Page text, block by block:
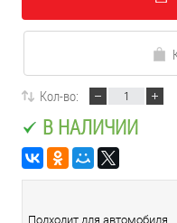
Кол-во:
В НАЛИЧИИ
Подходит для автомобиля